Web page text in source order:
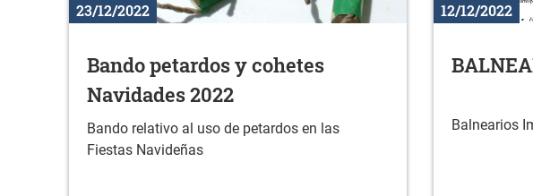
23/12/2022
Bando petardos y cohetes
Navidades 2022
Bando relativo al uso de petardos en las
Fiestas Navideñas
12/12/2022
Balnearios